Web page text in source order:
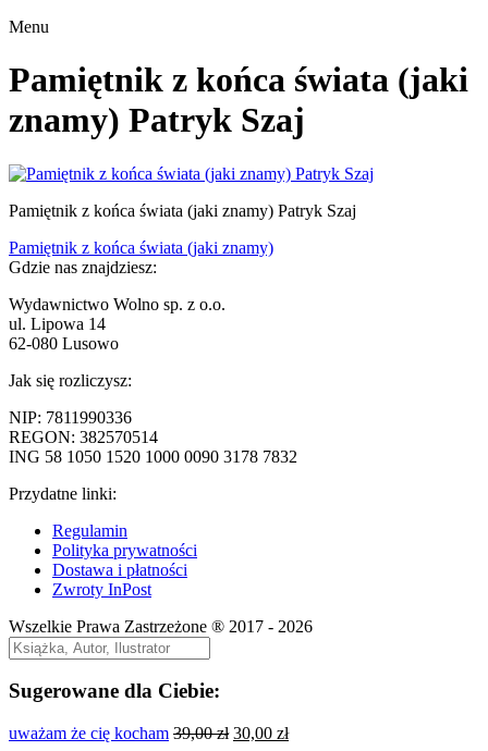
Menu
Pamiętnik z końca świata (jaki
znamy) Patryk Szaj
Pamiętnik z końca świata (jaki znamy) Patryk Szaj
Nawigacja
wpisu
Poprzedni
wpis:
Pamiętnik z końca świata (jaki znamy)
Gdzie nas znajdziesz:
Wydawnictwo Wolno sp. z o.o.
ul. Lipowa 14
62-080 Lusowo
Jak się rozliczysz:
NIP: 7811990336
REGON: 382570514
ING 58 1050 1520 1000 0090 3178 7832
Przydatne linki:
Regulamin
Polityka prywatności
Dostawa i płatności
Zwroty InPost
Wszelkie Prawa Zastrzeżone ® 2017 - 2026
Sugerowane dla Ciebie:
uważam że cię kocham 39,00zł Pierwotna
30,00 złAktualna